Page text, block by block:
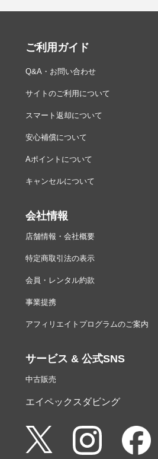
ご利用ガイド
Q&A・お問い合わせ
サイトのご利用について
スマート返却について
安心補償について
Aポイントについて
キャンセルについて
会社情報
店舗情報・会社概要
特定商取引法の表示
会員・レンタル約款
事業提携
アフィリエイトプログラムのご案内
サービス & 公式SNS
中古販売
エイペックスダビング